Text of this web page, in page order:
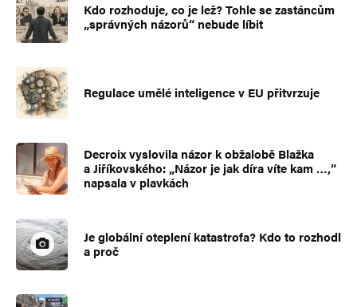
Kdo rozhoduje, co je lež? Tohle se zastáncům
„správných názorů“ nebude líbit
Regulace umělé inteligence v EU přitvrzuje
Decroix vyslovila názor k obžalobě Blažka
a Jiříkovského: „Názor je jak díra víte kam …,“
napsala v plavkách
Je globální oteplení katastrofa? Kdo to rozhodl
a proč